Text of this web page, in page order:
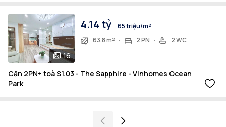
16
4.14 tỷ
65 triệu/m²
63.8 m²
2 PN 2 WC
Căn 2PN+ toà S1.03 - The Sapphire - Vinhomes Ocean
Park